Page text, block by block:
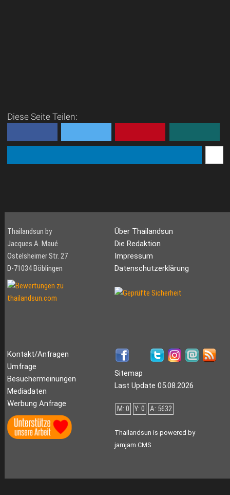
Diese Seite Teilen:
Thailandsun by
Jacques A. Maué
Ostelsheimer Str. 27
D-71034 Böblingen
Über Thailandsun
Die Redaktion
Impressum
Datenschutzerklärung
Kontakt/Anfragen
Umfrage
Besuchermeinungen
Mediadaten
Werbung Anfrage
Sitemap
Last Update 05.08.2026
M: 0 Y: 0 A: 5632
Thailandsun is powered by
jamjam CMS